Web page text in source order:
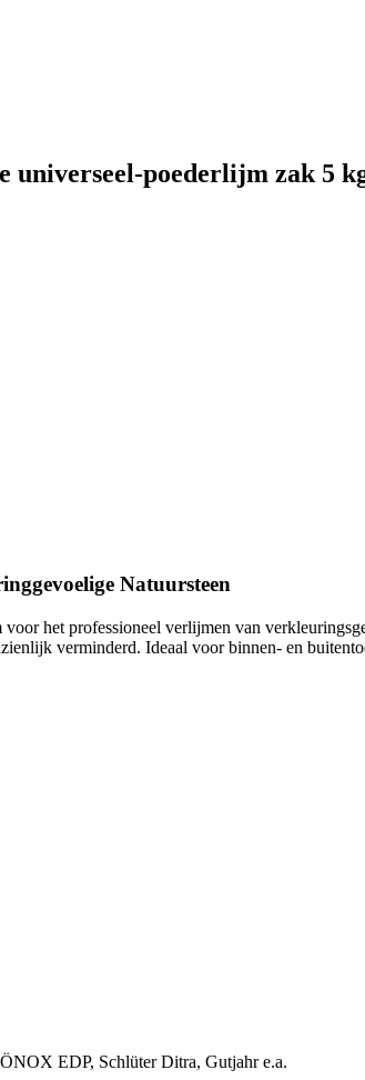
universeel-poederlijm zak 5
Natuursteen
het professioneel verlijmen van
verminderd. Ideaal voor binnen- en
EDP, Schlüter Ditra, Gutjahr e.a.